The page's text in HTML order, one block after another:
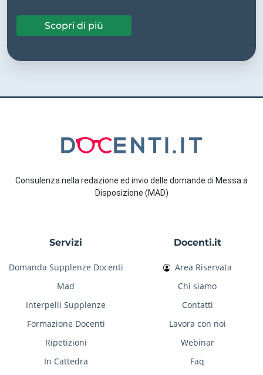
Scopri di più
Consulenza nella redazione ed invio delle domande di Messa a
Disposizione (MAD)
Servizi
Domanda Supplenze Docenti
Mad
Interpelli Supplenze
Formazione Docenti
Ripetizioni
In Cattedra
Docenti.it
Area Riservata
Chi siamo
Contatti
Lavora con noi
Webinar
Faq